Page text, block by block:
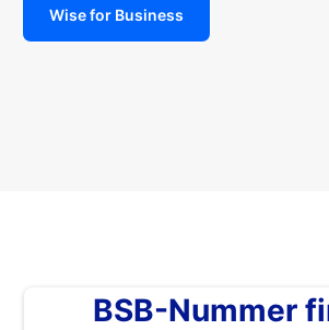
Wise for Business
BSB-Nummer